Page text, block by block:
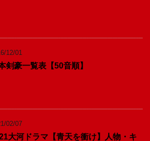
12/01
剣豪一覧表【50音順】
02/07
大河ドラマ【青天を衝け】人物・キ